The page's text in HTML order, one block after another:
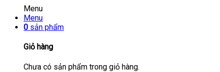
Menu
Menu
0 sản phẩm
Giỏ hàng
Chưa có sản phẩm trong giỏ hàng.